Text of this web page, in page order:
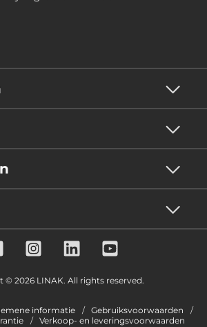
© 2026 LINAK. All rights reserved.
informatie
Gebruiksvoorwaarden
Verkoop- en leveringsvoorwaarden